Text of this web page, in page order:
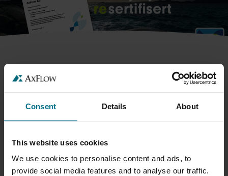
Consent Details About
This website uses cookies
We use cookies to personalise content and ads, to
provide social media features and to analyse our traffic.
VI ER RE-SERTIFISERT
MILJØFYRTÅRN
rutiner er funnet å være i overenstemmelse med
kriteriene: Felleskriterier, Handel og Prosjekterende.
Virksomheten kan dermed dokumentere at...